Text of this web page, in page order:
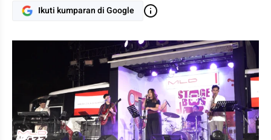
Ikuti kumparan di Google